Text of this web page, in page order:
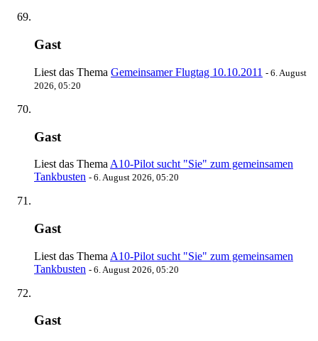
Gast
Liest das Thema Gemeinsamer Flugtag 10.10.2011 - 6. August
2026, 05:20
Gast
Liest das Thema A10-Pilot sucht "Sie" zum gemeinsamen
Tankbusten - 6. August 2026, 05:20
Gast
Liest das Thema A10-Pilot sucht "Sie" zum gemeinsamen
Tankbusten - 6. August 2026, 05:20
Gast